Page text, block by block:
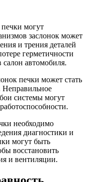
могут
заслонок может
и трения деталей
герметичности
салон автомобиля.
печки может стать
Неправильное
системы могут
необходимо
диагностики и
могут быть
восстановить
и вентиляции.